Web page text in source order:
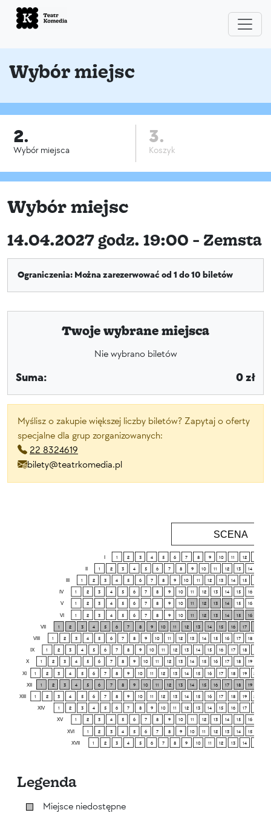
Wybór miejsc
2.
Wybór miejsca
3.
Koszyk
Wybór miejsc
14.04.2027 godz. 19:00 - Zemsta
Ograniczenia: Można zarezerwować od 1 do 10 biletów
Twoje wybrane miejsca
Nie wybrano biletów
Suma: 0 zł
Myślisz o zakupie większej liczby biletów? Zapytaj o oferty
specjalne dla grup zorganizowanych:
22 8324619
bilety@teatrkomedia.pl
I
IV
V
VI
VII
VIII
IX
X
XI
XII
XIII
XIV
XV
XVI
XVII
SCENA
1 2 3 4 5 6 7 8 9 10 11 12
1 2 3 4 5 6 7 8 9 10 11 12 13 14
1 2 3 4 5 6 7 8 9 10 11 12 13 14 15
1 2 3 4 5 6 7 8 9 10 11 12 13 14 15 16
1 2 3 4 5 6 7 8 9 10 11 12 13 14 15 16
1 2 3 4 5 6 7 8 9 10 11 12 13 14 15 16
1 2 3 4 5 6 7 8 9 10 11 12 13 14 15 16 17
1 2 3 4 5 6 7 8 9 10 11 12 13 14 15 16 17 18
1 2 3 4 5 6 7 8 9 10 11 12 13 14 15 16 17 18
1 2 3 4 5 6 7 8 9 10 11 12 13 14 15 16 17 18 19
1 2 3 4 5 6 7 8 9 10 11 12 13 14 15 16 17 18 19 20
1 2 3 4 5 6 7 8 9 10 11 12 13 14 15 16 17 18 19
1 2 3 4 5 6 7 8 9 10 11 12 13 14 15 16 17 18 19 20
1 2 3 4 5 6 7 8 9 10 11 12 13 14 15 16 17
1 2 3 4 5 6 7 8 9 10 11 12 13 14 15 16
1 2 3 4 5 6 7 8 9 10 11 12 13 14 15
1 2 3 4 5 6 7 8 9 10 11 12 13 14
Legenda
Miejsce niedostępne